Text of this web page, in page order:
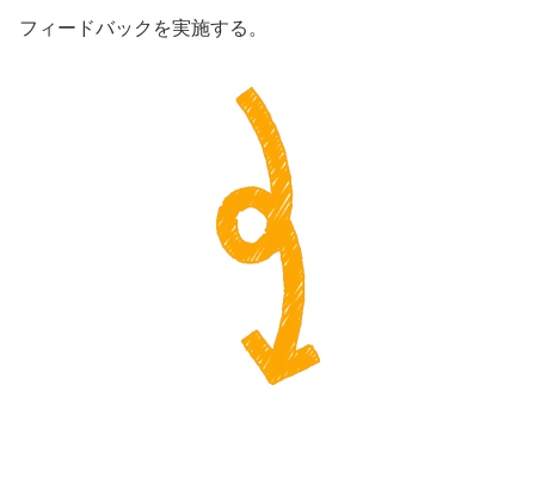
フィードバックを実施する。